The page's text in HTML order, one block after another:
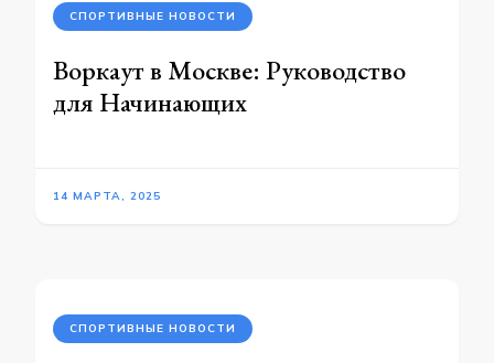
СПОРТИВНЫЕ НОВОСТИ
Воркаут в Москве: Руководство
для Начинающих
14 МАРТА, 2025
СПОРТИВНЫЕ НОВОСТИ